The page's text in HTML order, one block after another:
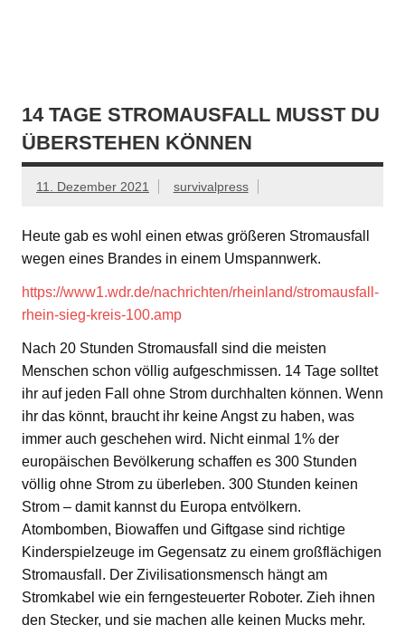
14 TAGE STROMAUSFALL MUSST DU
ÜBERSTEHEN KÖNNEN
11. Dezember 2021 survivalpress
Heute gab es wohl einen etwas größeren Stromausfall
wegen eines Brandes in einem Umspannwerk.
https://www1.wdr.de/nachrichten/rheinland/stromausfall-
rhein-sieg-kreis-100.amp
Nach 20 Stunden Stromausfall sind die meisten
Menschen schon völlig aufgeschmissen. 14 Tage solltet
ihr auf jeden Fall ohne Strom durchhalten können. Wenn
ihr das könnt, braucht ihr keine Angst zu haben, was
immer auch geschehen wird. Nicht einmal 1% der
europäischen Bevölkerung schaffen es 300 Stunden
völlig ohne Strom zu überleben. 300 Stunden keinen
Strom – damit kannst du Europa entvölkern.
Atombomben, Biowaffen und Giftgase sind richtige
Kinderspielzeuge im Gegensatz zu einem großflächigen
Stromausfall. Der Zivilisationsmensch hängt am
Stromkabel wie ein ferngesteuerter Roboter. Zieh ihnen
den Stecker, und sie machen alle keinen Mucks mehr.